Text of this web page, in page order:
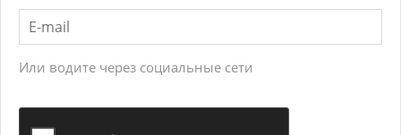
Или водите через социальные сети